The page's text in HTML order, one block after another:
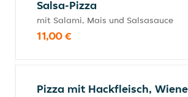
Salsa-Pizza
mit Salami, Mais und Salsasauce
11,00 €
Pizza mit Hackfleisch,